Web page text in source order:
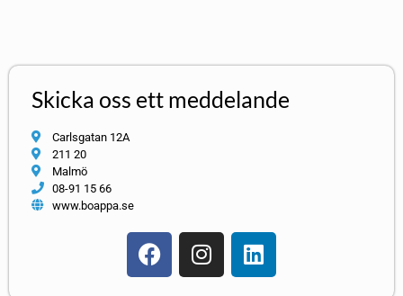
Skicka oss ett meddelande
Carlsgatan 12A
211 20
Malmö
08-91 15 66
www.boappa.se